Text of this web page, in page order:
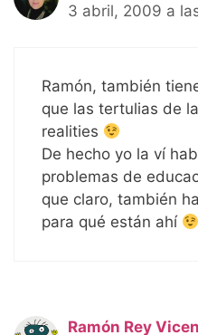
3 abril, 2009 a
Ramón, también
que las tertulias de
realities
De hecho yo la ví
problemas de
que claro, también
para qué están ahí
Ramón Rey